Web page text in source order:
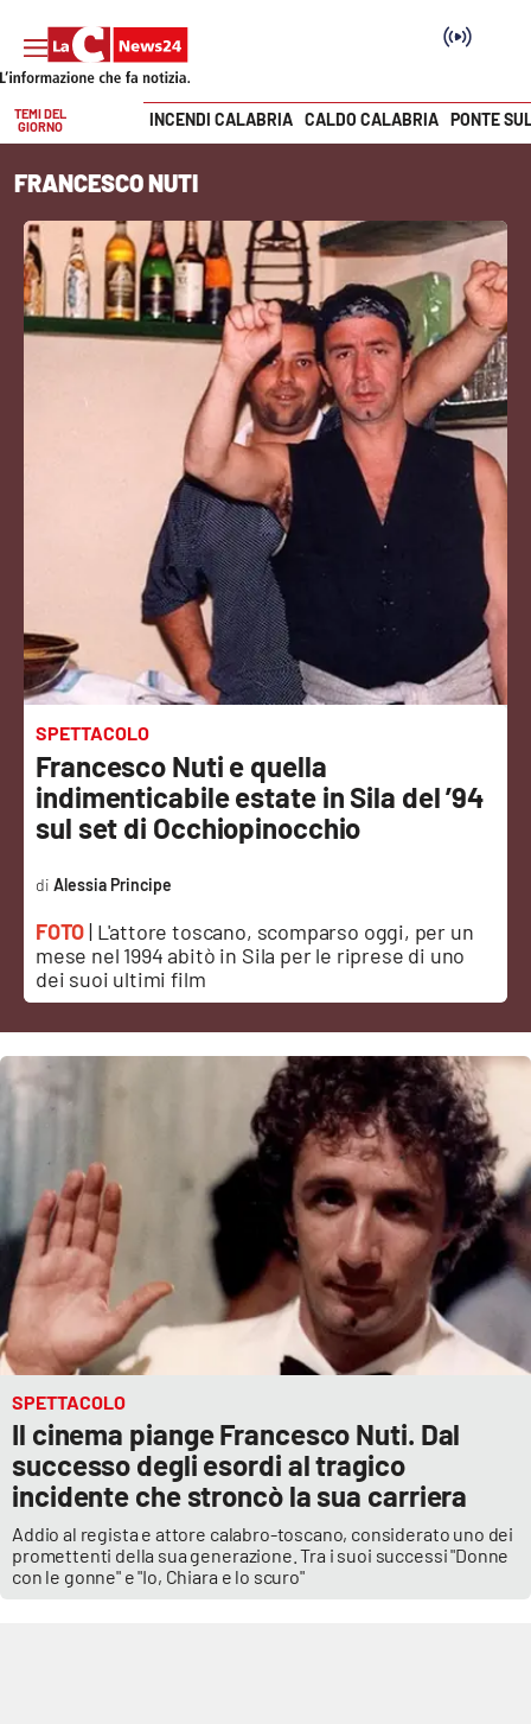
SEZIONI
Cronaca
Politica
Economia e lavoro
Cultura
Podcast
Meteo
VIDEO
Ambiente
Cronaca
Cultura
Economia e Lavoro
Politica
Sanità
Società
Sport
RUBRICHE
Good Morning Vietnam
Vai
TEMI DEL
GIORNO
INCENDI CALABRIA CALDO CALABRIA PONTE
FRANCESCO NUTI
SPETTACOLO
Francesco Nuti e quella
indimenticabile estate in Sila del ’94
sul set di Occhiopinocchio
FOTO| L'attore toscano, scomparso oggi, per un
mese nel 1994 abitò in Sila per le riprese di uno
dei suoi ultimi film
Alessia Principe
SPETTACOLO
Il cinema piange Francesco Nuti. Dal
successo degli esordi al tragico
incidente che stroncò la sua carriera
Addio al regista e attore calabro-toscano, considerato uno dei
promettenti della sua generazione. Tra i suoi successi "Donne
con le gonne" e "Io, Chiara e lo scuro"